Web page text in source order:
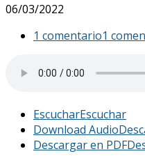
06/03/2022
1 comentario1
EscucharEscuchar
Download Audio
Descargar en PDF